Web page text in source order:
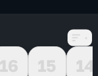
16 15
14